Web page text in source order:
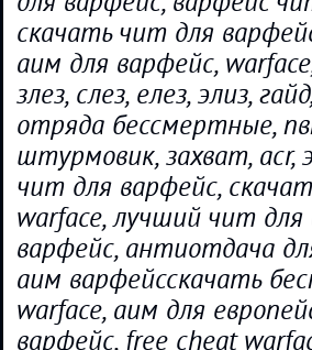
скачать чит для
аим для варфейс,
злез, слез, елез, элиз,
отряда бессмертные,
штурмовик, захват, acr,
чит для варфейс,
warface, лучший чит
варфейс, антиотдача
аим варфейсскачать
warface, аим для
варфейс, free cheat